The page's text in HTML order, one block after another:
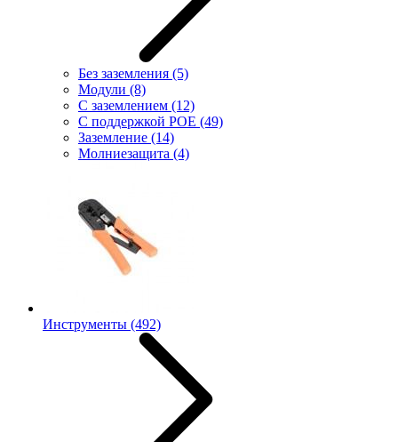
Без заземления (5)
Модули (8)
С заземлением (12)
С поддержкой POE (49)
Заземление (14)
Молниезащита (4)
Инструменты (492)